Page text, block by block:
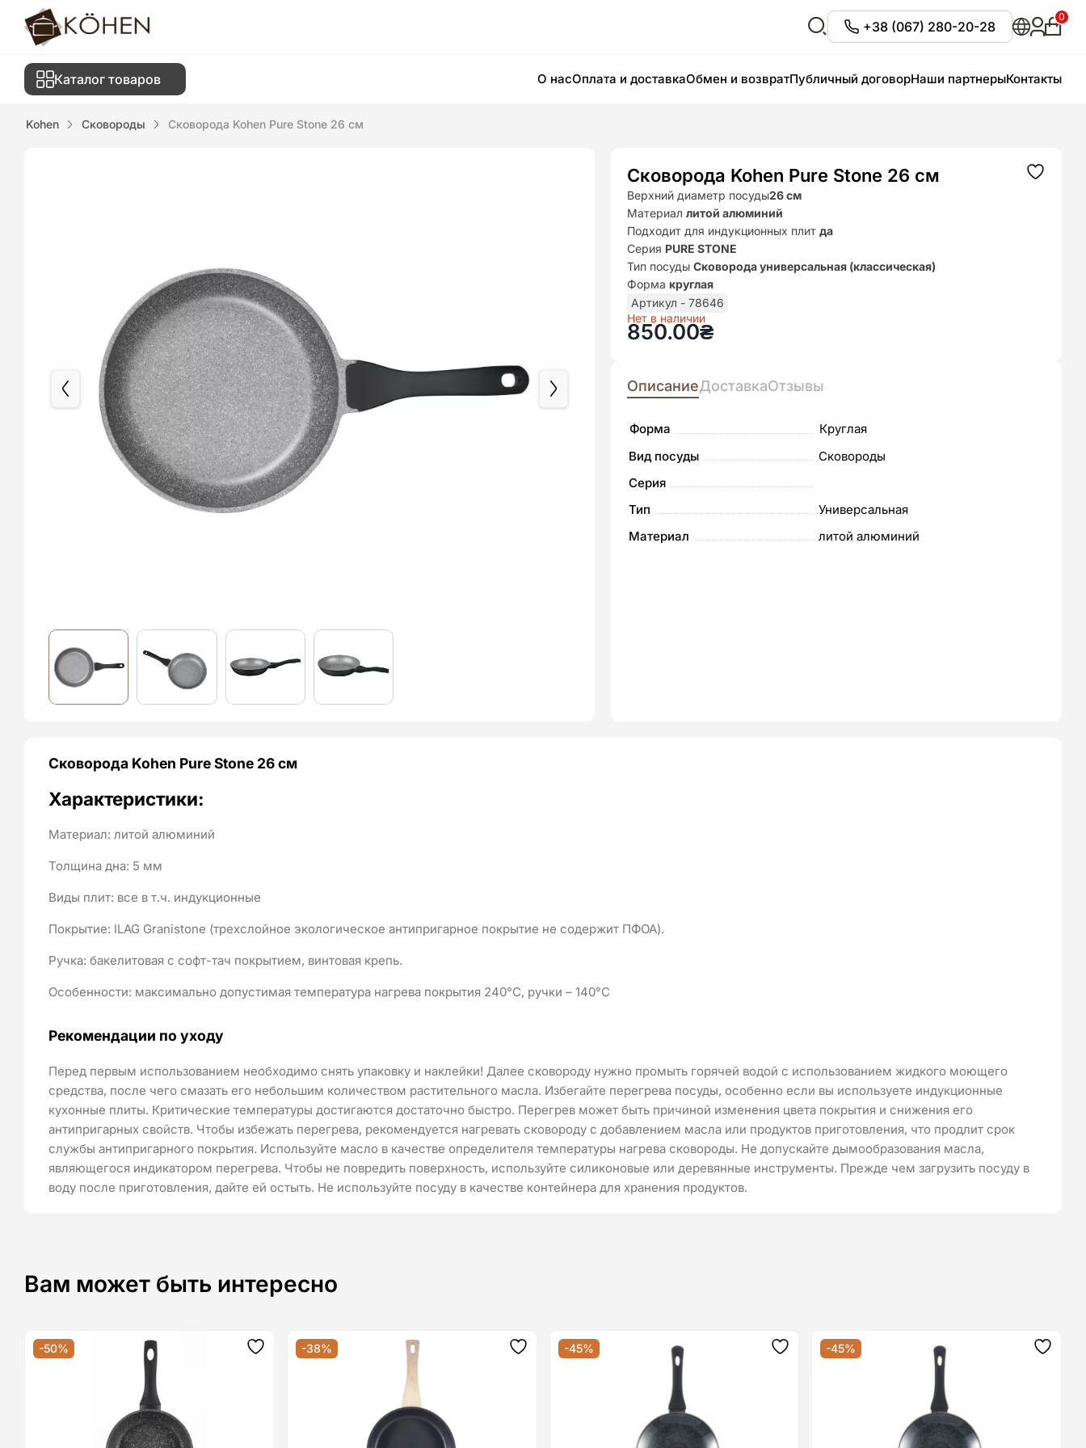
пошук
+38 (067) 280-20-28
0
Каталог товаров О насОплата и доставкаОбмен и возвратПубличный договорНаши партнерыКонтакты
Kohen Сковороды Сковорода Kohen Pure Stone 26 см
Сковорода Kohen Pure Stone 26 см
Верхний диаметр посуды26 см
Материаллитой алюминий
Подходит для индукционных плитда
Серия PURE STONE
Тип посудыСковорода универсальная (классическая)
Формакруглая
Артикул - 78646
Нет в наличии
850.00₴
Додати
ОписаниеДоставкаОтзывы
Форма
Круглая
Вид посуды
Сковороды
Серия
Тип
Универсальная
Материал
литой алюминий
Сковорода Kohen Pure Stone 26 см
Характеристики:
Материал: литой алюминий
Толщина дна: 5 мм
Виды плит: все в т.ч. индукционные
Покрытие: ILAG Granistone (трехслойное экологическое антипригарное покрытие не содержит ПФОА).
Ручка: бакелитовая с софт-тач покрытием, винтовая крепь.
Особенности: максимально допустимая температура нагрева покрытия 240°C, ручки – 140°C
Рекомендации по уходу
Перед первым использованием необходимо снять упаковку и наклейки! Далее сковороду нужно промыть горячей водой с использованием жидкого моющего
средства, после чего смазать его небольшим количеством растительного масла. Избегайте перегрева посуды, особенно если вы используете индукционные
кухонные плиты. Критические температуры достигаются достаточно быстро. Перегрев может быть причиной изменения цвета покрытия и снижения его
антипригарных свойств. Чтобы избежать перегрева, рекомендуется нагревать сковороду с добавлением масла или продуктов приготовления, что продлит срок
службы антипригарного покрытия. Используйте масло в качестве определителя температуры нагрева сковороды. Не допускайте дымообразования масла,
являющегося индикатором перегрева. Чтобы не повредить поверхность, используйте силиконовые или деревянные инструменты. Прежде чем загрузить посуду в
воду после приготовления, дайте ей остыть. Не используйте посуду в качестве контейнера для хранения продуктов.
Вам может быть интересно
-50%
Додати -38%
Додати -45%
Додати -45%